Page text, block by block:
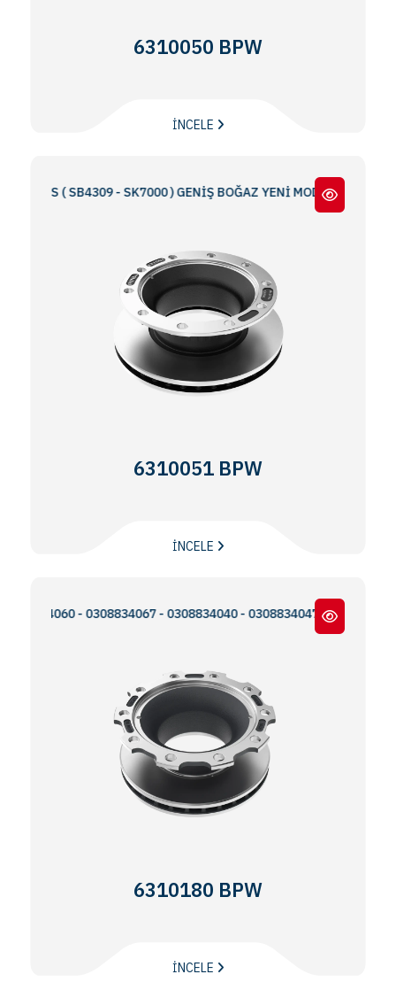
6310050 BPW
İNCELE
( SB4309 - SK7000 ) GENİŞ BOĞAZ YENİ MODEL
6310051 BPW
İNCELE
- 0308834067 - 0308834040 - 0308834047 - 0300224093 -
6310180 BPW
İNCELE